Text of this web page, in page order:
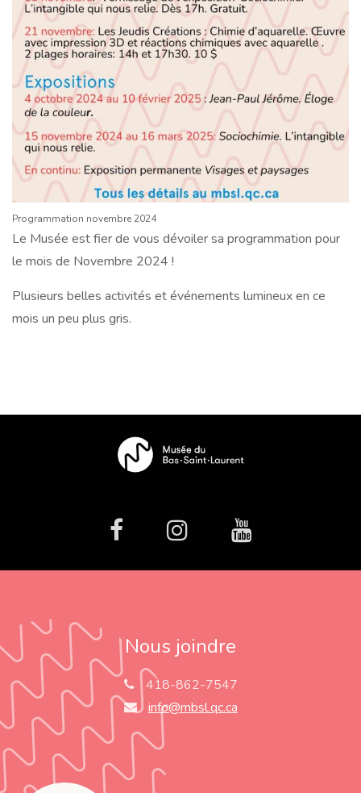
Programmation novembre 2024
Le Musée est fier de vous dévoiler sa programmation pour
le mois de Novembre 2024 !
Plusieurs belles activités et événements lumineux en ce
mois un peu plus gris.
facebookInstagramYoutube
Nous joindre
418-862-7547
info@mbsl.qc.ca